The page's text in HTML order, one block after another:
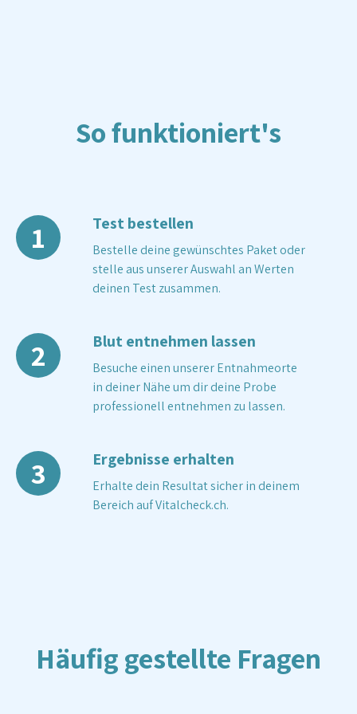
So funktioniert's
1 Test bestellen
Bestelle deine gewünschtes Paket oder
stelle aus unserer Auswahl an Werten
deinen Test zusammen.
2 Blut entnehmen lassen
Besuche einen unserer Entnahmeorte
in deiner Nähe um dir deine Probe
professionell entnehmen zu lassen.
3 Ergebnisse erhalten
Erhalte dein Resultat sicher in deinem
Bereich auf Vitalcheck.ch.
Häufig gestellte Fragen